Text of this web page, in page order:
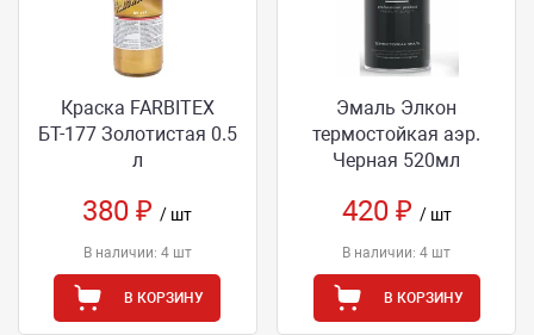
Краска FARBITEX
БТ-177 Золотистая 0.5
л
380 ₽/ шт
В наличии: 4 шт
В КОРЗИНУ
Эмаль Элкон
термостойкая аэр.
Черная 520мл
420 ₽ / шт
В наличии: 4 шт
В КОРЗИНУ